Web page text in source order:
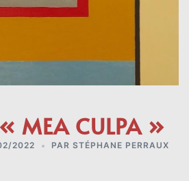
MEA CULPA »
2022 PAR STÉPHANE PERRAUX